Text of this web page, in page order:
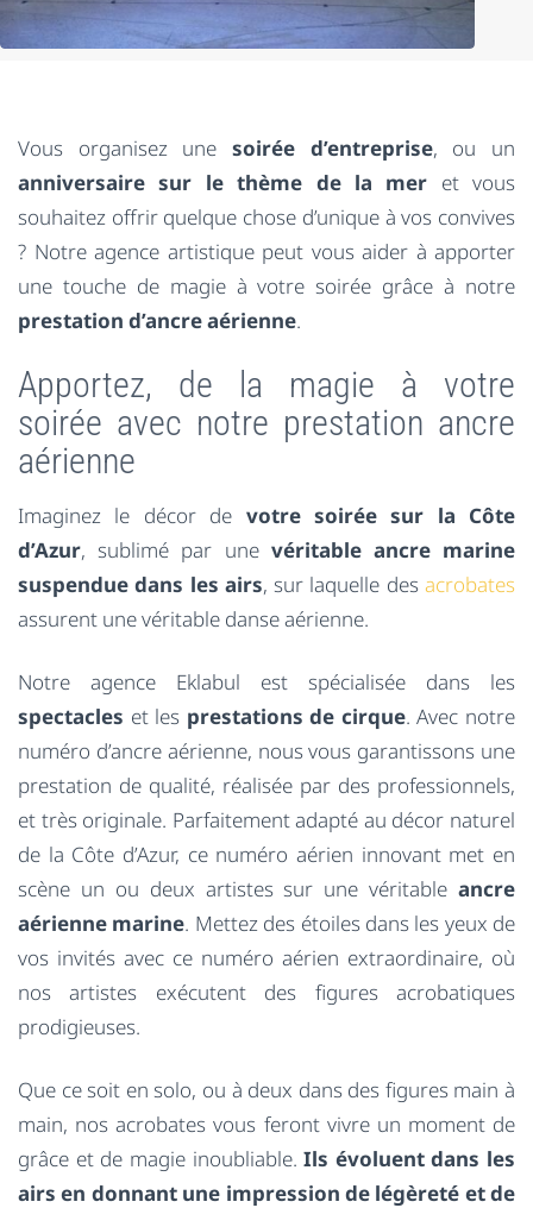
Vous organisez une soirée d’entreprise, ou un
anniversaire sur le thème de la mer et vous
souhaitez offrir quelque chose d’unique à vos convives
? Notre agence artistique peut vous aider à apporter
une touche de magie à votre soirée grâce à notre
prestation d’ancre aérienne.
Apportez, de la magie à votre
soirée avec notre prestation ancre
aérienne
Imaginez le décor de votre soirée sur la Côte
d’Azur, sublimé par une véritable ancre marine
suspendue dans les airs, sur laquelle desacrobates
assurent une véritable danse aérienne.
Notre agence Eklabul est spécialisée dans les
spectacles et les prestations de cirque. Avec notre
numéro d’ancre aérienne, nous vous garantissons une
prestation de qualité, réalisée par des professionnels,
et très originale. Parfaitement adapté au décor naturel
de la Côte d’Azur, ce numéro aérien innovant met en
scène un ou deux artistes sur une véritable ancre
aérienne marine. Mettez des étoiles dans les yeux de
vos invités avec ce numéro aérien extraordinaire, où
nos artistes exécutent des figures acrobatiques
prodigieuses.
Que ce soit en solo, ou à deux dans des figures main à
main, nos acrobates vous feront vivre un moment de
grâce et de magie inoubliable.Ils évoluent dans les
airs en donnant une impression de légèreté et de